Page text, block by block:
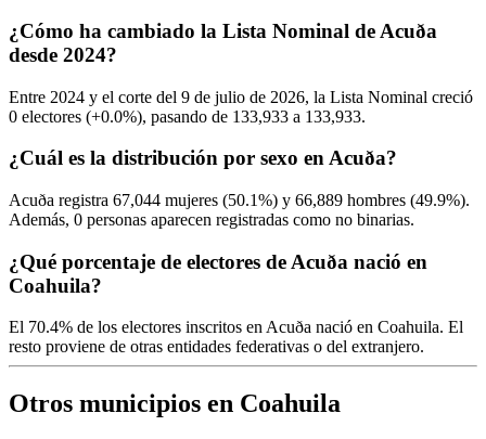
¿Cómo ha cambiado la Lista Nominal de Acuða
desde 2024?
Entre 2024 y el corte del 9 de julio de 2026, la Lista Nominal creció
0 electores (+0.0%), pasando de 133,933 a 133,933.
¿Cuál es la distribución por sexo en Acuða?
Acuða registra 67,044 mujeres (50.1%) y 66,889 hombres (49.9%).
Además, 0 personas aparecen registradas como no binarias.
¿Qué porcentaje de electores de Acuða nació en
Coahuila?
El 70.4% de los electores inscritos en Acuða nació en Coahuila. El
resto proviene de otras entidades federativas o del extranjero.
Otros municipios en Coahuila